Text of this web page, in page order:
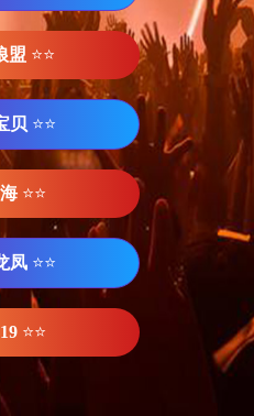
盟 ⭐⭐
贝 ⭐⭐
⭐⭐
凤 ⭐⭐
⭐⭐